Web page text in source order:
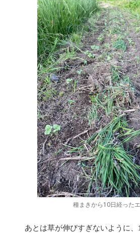
種まきから10日経った
あとは草が伸びすぎないように、